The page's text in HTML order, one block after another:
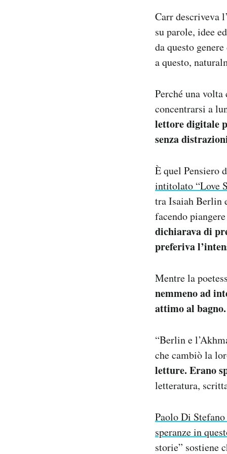
Carr descriveva
su parole, idee
da questo
a questo,
Perché una
concentrarsi a
lettore digitale
senza
È quel Pensiero
intitolato “Love
tra Isaiah Berlin
facendo
dichiarava di
preferiva
Mentre la
nemmeno ad
attimo al bagno.
“Berlin e
che cambiò la
letture. Erano
letteratura,
Paolo Di
speranze in
storie” sostiene